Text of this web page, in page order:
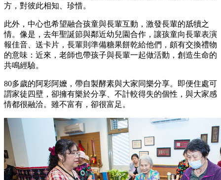
方，對彼此相知、珍惜。
此外，中心也希望融合孩童與長輩互動，激發長輩的舐犢之
情。像是，去年聖誕節與鄰近幼兒園合作，讓孩童向長輩表演
報佳音、送卡片，長輩則準備糖果餅乾給他們，頗有交換禮物
的意味：近來，老師也帶孩子與長輩一起做活動，創造生命的
共鳴經驗。
80多歲的阿彩阿嬤，帶自製酵素與大家同樂分享。即便住處可
謂家徒四壁，卻擁有樂於分享、不計較得失的個性，與大家感
情都很融洽。雖不富有，卻很富足。